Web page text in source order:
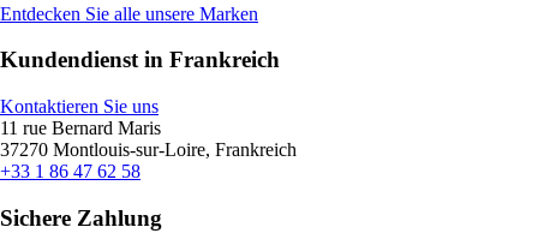
Entdecken Sie alle unsere Marken
Kundendienst in Frankreich
Kontaktieren Sie uns
11 rue Bernard Maris
37270 Montlouis-sur-Loire, Frankreich
+33 1 86 47 62 58
Sichere Zahlung